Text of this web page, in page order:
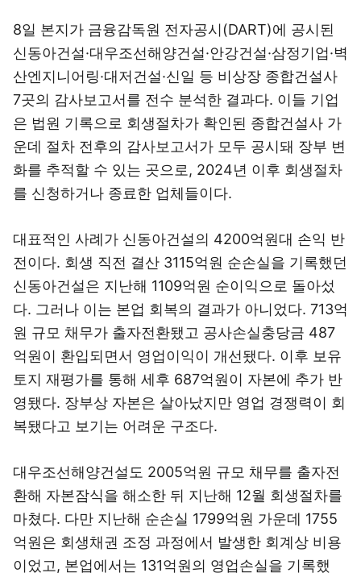
8일 본지가 금융감독원 전자공시(DART)에 공시된
신동아건설·대우조선해양건설·안강건설·삼정기업·벽
산엔지니어링·대저건설·신일 등 비상장 종합건설사
7곳의 감사보고서를 전수 분석한 결과다. 이들 기업
은 법원 기록으로 회생절차가 확인된 종합건설사 가
운데 절차 전후의 감사보고서가 모두 공시돼 장부 변
화를 추적할 수 있는 곳으로, 2024년 이후 회생절차
를 신청하거나 종료한 업체들이다.
대표적인 사례가 신동아건설의 4200억원대 손익 반
전이다. 회생 직전 결산 3115억원 순손실을 기록했던
신동아건설은 지난해 1109억원 순이익으로 돌아섰
다. 그러나 이는 본업 회복의 결과가 아니었다. 713억
원 규모 채무가 출자전환됐고 공사손실충당금 487
억원이 환입되면서 영업이익이 개선됐다. 이후 보유
토지 재평가를 통해 세후 687억원이 자본에 추가 반
영됐다. 장부상 자본은 살아났지만 영업 경쟁력이 회
복됐다고 보기는 어려운 구조다.
대우조선해양건설도 2005억원 규모 채무를 출자전
환해 자본잠식을 해소한 뒤 지난해 12월 회생절차를
마쳤다. 다만 지난해 순손실 1799억원 가운데 1755
억원은 회생채권 조정 과정에서 발생한 회계상 비용
이었고, 본업에서는 131억원의 영업손실을 기록했